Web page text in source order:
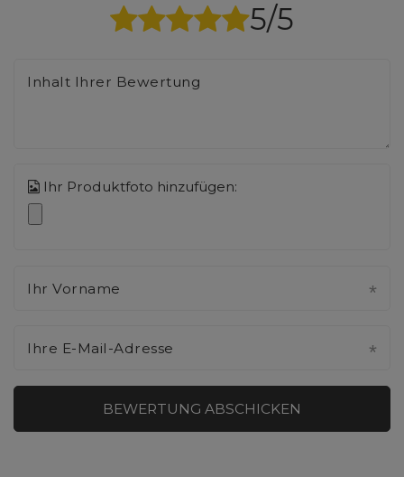
5/5
Inhalt Ihrer Bewertung
Ihr Produktfoto hinzufügen:
Ihr Vorname
Ihre E-Mail-Adresse
BEWERTUNG ABSCHICKEN